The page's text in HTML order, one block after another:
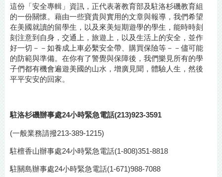
這份「安全專輯」資訊，正代表著教育部及駐洛杉磯教育組
的一份關懷。藉由一些寶貴與實用的文章與報導，我們希望
在美國就讀的留學生，以及來美短期遊學的學生，能時時刻
刻注意到自身，交通上，旅遊上，以及生活上的安全，並作
好一切－－如養成上車必繫安全帶、購買保險等－－儘可能
的防範與準備。在你有了警覺與保障後，我們樂見所有的學
子們都有機會遍遊美國的山水，增廣見聞，體驗人生，然後
平平安安的回家。
駐洛杉磯辦事處24小時緊急電話(213)923-3591
(一般業務請撥213-389-1215)
駐檀香山辦事處24小時緊急電話(1-808)351-8818
駐關島辦事處24小時緊急電話(1-671)988-7088